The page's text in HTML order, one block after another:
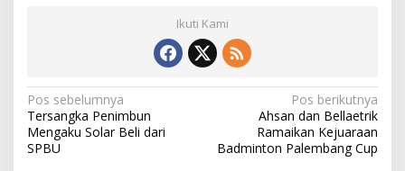
Ikuti Kami
N
a
v
Pos sebelumnya
Tersangka Penimbun
Mengaku Solar Beli dari
SPBU
Pos berikutnya
Ahsan dan Bellaetrik
Ramaikan Kejuaraan
Badminton Palembang Cup